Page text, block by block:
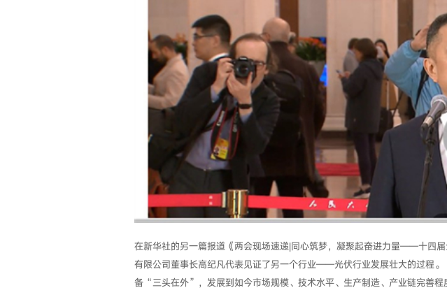
在新华社的另一篇报道《两会现场速递|同心筑梦，凝聚起奋进力量——十
有限公司董事长高纪凡代表见证了另一个行业——光伏行业发展壮大的过程
备“三头在外”，发展到如今市场规模、技术水平、生产制造、产业链完善程